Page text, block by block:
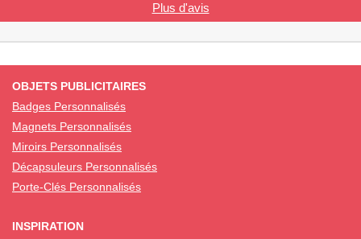
Plus d'avis
OBJETS PUBLICITAIRES
Badges Personnalisés
Magnets Personnalisés
Miroirs Personnalisés
Décapsuleurs Personnalisés
Porte-Clés Personnalisés
INSPIRATION